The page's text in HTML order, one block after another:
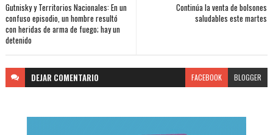
Continúa la venta de bolsones
saludables este martes
Gutnisky y Territorios Nacionales: En un
confuso episodio, un hombre resultó
con heridas de arma de fuego; hay un
detenido
DEJAR COMENTARIO FACEBOOK BLOGGER